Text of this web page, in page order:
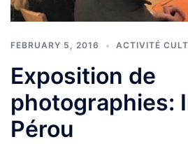
FEBRUARY 5, 2016 ACTIVITÉ
Exposition de
photographies:
Pérou